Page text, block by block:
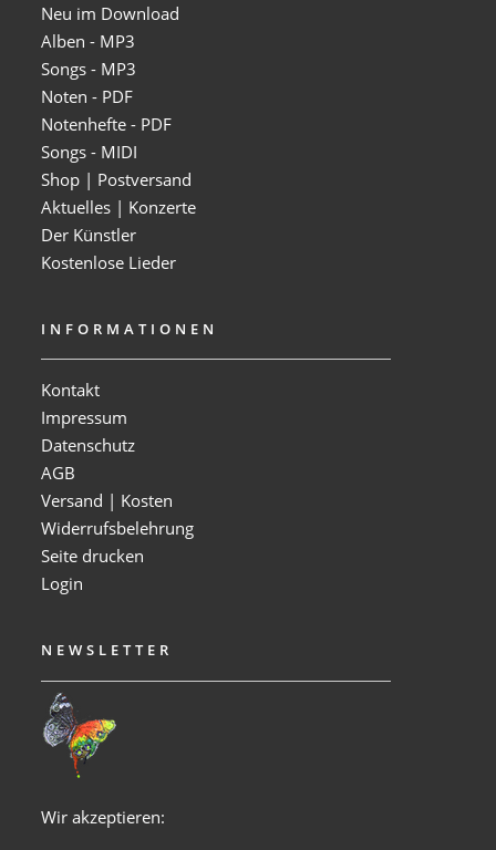
Neu im Download
Alben - MP3
Songs - MP3
Noten - PDF
Notenhefte - PDF
Songs - MIDI
Shop | Postversand
Aktuelles | Konzerte
Der Künstler
Kostenlose Lieder
INFORMATIONEN
Kontakt
Impressum
Datenschutz
AGB
Versand | Kosten
Widerrufsbelehrung
Seite drucken
Login
NEWSLETTER
Wir akzeptieren: